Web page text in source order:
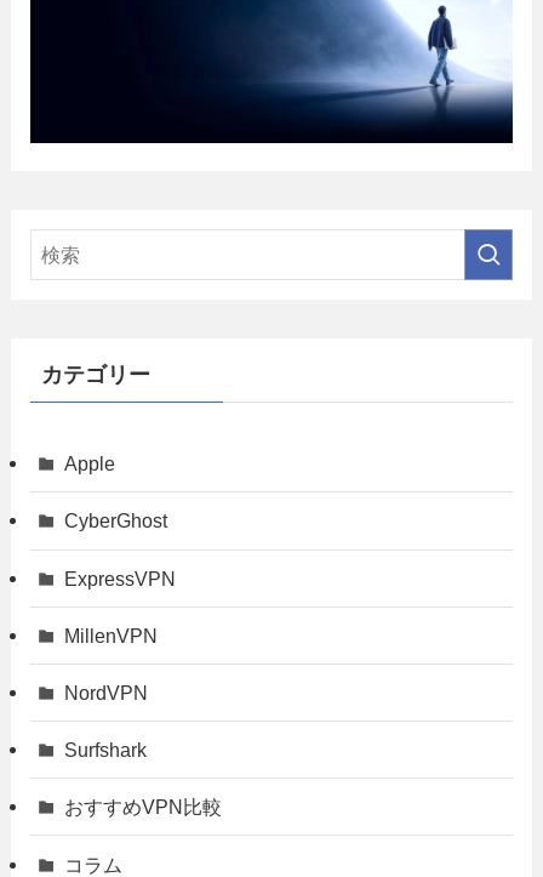
カテゴリー
Apple
CyberGhost
ExpressVPN
MillenVPN
NordVPN
Surfshark
おすすめVPN比較
コラム